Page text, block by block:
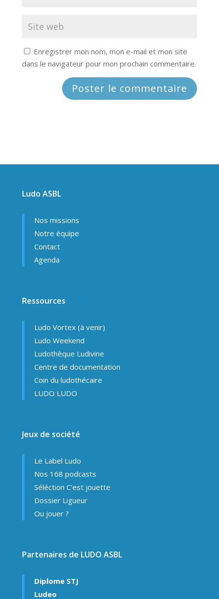
Enregistrer mon nom, mon e-mail et mon site
dans le navigateur pour mon prochain commentaire.
Ludo ASBL
Nos missions
Notre équipe
Contact
Agenda
Ressources
Ludo Vortex (à venir)
Ludo Weekend
Ludothèque Ludivine
Centre de documentation
Coin du ludothécaire
LUDO LUDO
Jeux de société
Le Label Ludo
Nos 168 podcasts
Séléction C’est jouette
Dossier Ligueur
Ou jouer ?
Partenaires de LUDO ASBL
Diplome STJ
Ludeo